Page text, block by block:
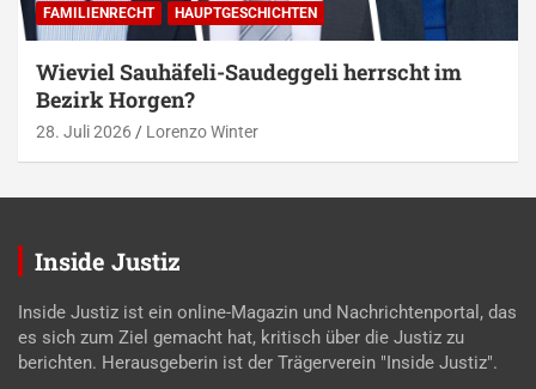
FAMILIENRECHT HAUPTGESCHICHTEN
Wieviel Sauhäfeli-Saudeggeli herrscht im
Bezirk Horgen?
28. Juli 2026 Lorenzo Winter
Inside Justiz
Inside Justiz ist ein online-Magazin und Nachrichtenportal, das
es sich zum Ziel gemacht hat, kritisch über die Justiz zu
berichten. Herausgeberin ist der Trägerverein "Inside Justiz".